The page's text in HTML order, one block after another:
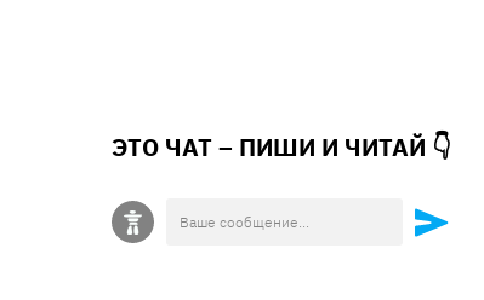
ЭТО ЧАТ – ПИШИ И ЧИТАЙ 👇